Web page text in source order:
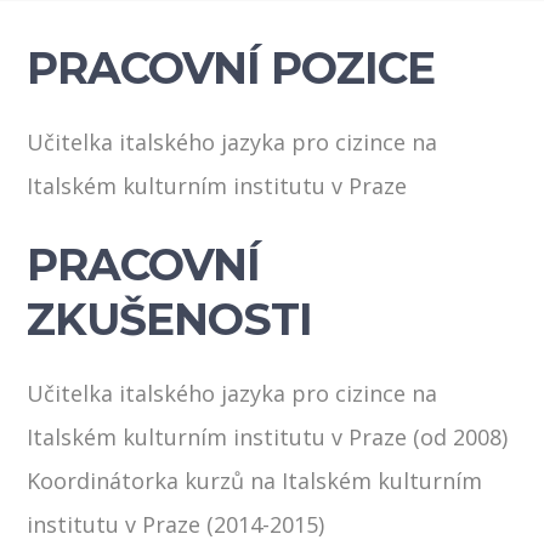
PRACOVNÍ POZICE
Učitelka italského jazyka pro cizince na
Italském kulturním institutu v Praze
PRACOVNÍ
ZKUŠENOSTI
Učitelka italského jazyka pro cizince na
Italském kulturním institutu v Praze (od 2008)
Koordinátorka kurzů na Italském kulturním
institutu v Praze (2014-2015)